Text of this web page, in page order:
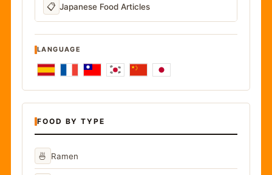
📋 Japanese Food Articles
LANGUAGE
FOOD BY TYPE
🍜 Ramen